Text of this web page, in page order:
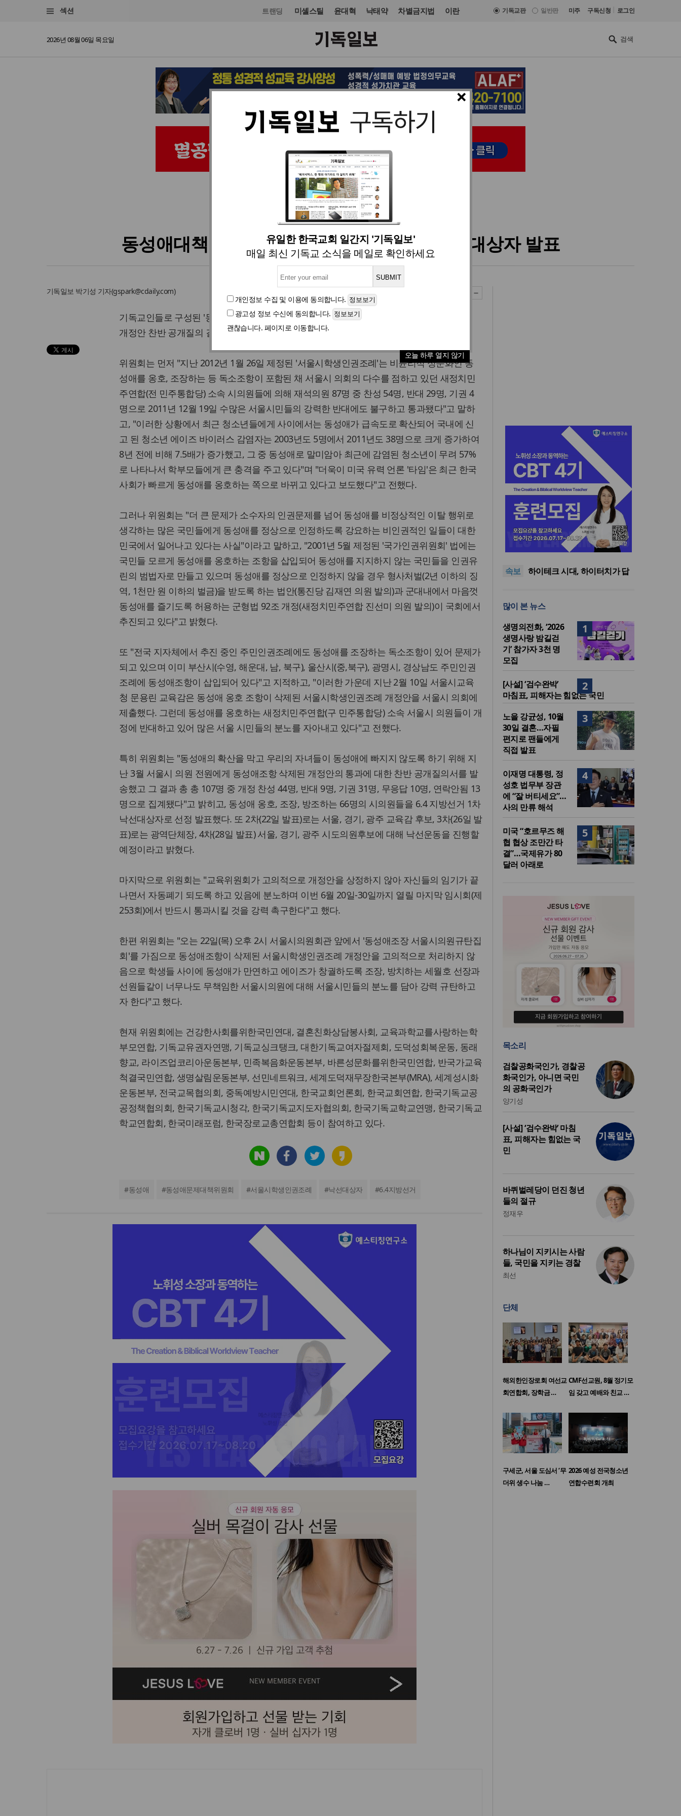
섹션 트랜딩 미셸스틸 윤대혁 낙태약 차별금지법 이란 기독교판 일반판 미주 구독신청 로그인
2026년 08월 06일 목요일
×
유일한 한국교회 일간지 '기독일보'
매일 최신 기독교 소식을 메일로 확인하세요
개인정보 수집 및 이용에 동의합니다.
광고성 정보 수신에 동의합니다.
괜찮습니다. 페이지로 이동합니다.
오늘 하루 열지 않기
교단/단체 입력 2014. 05. 20 10:19
동성애대책위, 동성애 찬반 관련 6.4선거 낙선대상자 발표
기독일보 박기성 기자(gspark@cdaily.com)
기독교인들로 구성된 '동성애문제대책위원회'가 동성애 조항이 삭제된 서울시학생인권조례
개정안 찬반 공개질의 결과와 6.4 지방선거 서울시 의원 낙선대상자 등을 공개했다.
위원회는 먼저 "지난 2012년 1월 26일 제정된 '서울시학생인권조례'는 비윤리적 성문화인 동
성애를 옹호, 조장하는 등 독소조항이 포함된 채 서울시 의회의 다수를 점하고 있던 새정치민
주연합(전 민주통합당) 소속 시의원들에 의해 재석의원 87명 중 찬성 54명, 반대 29명, 기권 4
명으로 2011년 12월 19일 수많은 서울시민들의 강력한 반대에도 불구하고 통과됐다"고 말하
고, "이러한 상황에서 최근 청소년들에게 사이에서는 동성애가 급속도로 확산되어 국내에 신
고 된 청소년 에이즈 바이러스 감염자는 2003년도 5명에서 2011년도 38명으로 크게 증가하여
8년 전에 비해 7.5배가 증가했고, 그 중 동성애로 말미암아 최근에 감염된 청소년이 무려 57%
로 나타나서 학부모들에게 큰 충격을 주고 있다"며 "더욱이 미국 유력 언론 '타임'은 최근 한국
사회가 빠르게 동성애를 옹호하는 쪽으로 바뀌고 있다고 보도했다"고 전했다.
그러나 위원회는 "더 큰 문제가 소수자의 인권문제를 넘어 동성애를 비정상적인 이탈 행위로
생각하는 많은 국민들에게 동성애를 정상으로 인정하도록 강요하는 비인권적인 일들이 대한
민국에서 일어나고 있다는 사실"이라고 말하고, "2001년 5월 제정된 '국가인권위원회' 법에는
국민들 모르게 동성애를 옹호하는 조항을 삽입되어 동성애를 지지하지 않는 국민들을 인권유
린의 범법자로 만들고 있으며 동성애를 정상으로 인정하지 않을 경우 형사처벌(2년 이하의 징
역, 1천만 원 이하의 벌금)을 받도록 하는 법안(통진당 김재연 의원 발의)과 군대내에서 마음껏
동성애를 즐기도록 허용하는 군형법 92조 개정(새정치민주연합 진선미 의원 발의)이 국회에서
추진되고 있다"고 밝혔다.
또 "전국 지자체에서 추진 중인 주민인권조례에도 동성애를 조장하는 독소조항이 있어 문제가
되고 있으며 이미 부산시(수영, 해운대, 남, 북구), 울산시(중,북구), 광명시, 경상남도 주민인권
조례에 동성애조항이 삽입되어 있다"고 지적하고, "이러한 가운데 지난 2월 10일 서울시교육
청 문용린 교육감은 동성애 옹호 조항이 삭제된 서울시학생인권조례 개정안을 서울시 의회에
제출했다. 그런데 동성애를 옹호하는 새정치민주연합(구 민주통합당) 소속 서울시 의원들이 개
정에 반대하고 있어 많은 서울 시민들의 분노를 자아내고 있다"고 전했다.
특히 위원회는 "동성애의 확산을 막고 우리의 자녀들이 동성애에 빠지지 않도록 하기 위해 지
난 3월 서울시 의원 전원에게 동성애조항 삭제된 개정안의 통과에 대한 찬반 공개질의서를 발
송했고 그 결과 총 총 107명 중 개정 찬성 44명, 반대 9명, 기권 31명, 무응답 10명, 연락안됨 13
명으로 집계됐다"고 밝히고, 동성애 옹호, 조장, 방조하는 66명의 시의원들을 6.4 지방선거 1차
낙선대상자로 선정 발표했다. 또 2차(22일 발표)로는 서울, 경기, 광주 교육감 후보, 3차(26일 발
표)로는 광역단체장, 4차(28일 발표) 서울, 경기, 광주 시도의원후보에 대해 낙선운동을 진행할
예정이라고 밝혔다.
마지막으로 위원회는 "교육위원회가 고의적으로 개정안을 상정하지 않아 자신들의 임기가 끝
나면서 자동폐기 되도록 하고 있음에 분노하며 이번 6월 20일-30일까지 열릴 마지막 임시회(제
253회)에서 반드시 통과시킬 것을 강력 촉구한다"고 했다.
한편 위원회는 "오는 22일(목) 오후 2시 서울시의원회관 앞에서 '동성애조장 서울시의원규탄집
회'를 가짐으로 동성애조항이 삭제된 서울시학생인권조례 개정안을 고의적으로 처리하지 않
음으로 학생들 사이에 동성애가 만연하고 에이즈가 창궐하도록 조장, 방치하는 세월호 선장과
선원들같이 너무나도 무책임한 서울시의원에 대해 서울시민들의 분노를 담아 강력 규탄하고
자 한다"고 했다.
현재 위원회에는 건강한사회를위한국민연대, 결혼친화상담봉사회, 교육과학교를사랑하는학
부모연합, 기독교유권자연맹, 기독교싱크탱크, 대한기독교여자절제회, 도덕성회복운동, 동래
향교, 라이즈업코리아운동본부, 민족복음화운동본부, 바른성문화를위한국민연합, 반국가교육
척결국민연합, 생명살림운동본부, 선민네트워크, 세계도덕재무장한국본부(MRA), 세계성시화
운동본부, 전국교목협의회, 중독예방시민연대, 한국교회언론회, 한국교회연합, 한국기독교공
공정책협의회, 한국기독교시청각, 한국기독교지도자협의회, 한국기독교학교연맹, 한국기독교
학교연합회, 한국미래포럼, 한국장로교총연합회 등이 참여하고 있다.
#동성애 #동성애문제대책위원회 #서울시학생인권조례 #낙선대상자 #6.4지방선거
속보
사랑과 공의로 열리는 하나님
나라의 회복 원리
어쿠스틱 피아노 찬송가 시리
가을학기 개강… “다음세대 선
하이테크 시대, 하이터치가 답
나라의 회복 원리
어쿠스틱 피아노 찬송가 시리
즈의 새 앨범 발매
많이 본 뉴스
1
생명의전화, ‘2026
생명사랑 밤길걷
기’ 참가자 3천 명
모집
2
[사설] ‘검수완박’
마침표, 피해자는 힘없는 국민
3
노을 강균성, 10월
30일 결혼…자필
편지로 팬들에게
직접 발표
4
이재명 대통령, 정
성호 법무부 장관
에 “잘 버티세요”…
사의 만류 해석
5
미국 “호르무즈 해
협 협상 조만간 타
결”…국제유가 80
달러 아래로
목소리
검찰공화국인가, 경찰공
화국인가, 아니면 국민
의 공화국인가
양기성
[사설] ‘검수완박’ 마침
표, 피해자는 힘없는 국
민
바퀴벌레당이 던진 청년
들의 절규
정재우
하나님이 지키시는 사람
들, 국민을 지키는 경찰
최선
단체
해외한인장로회 여선교
회연합회, 장학금 …
CMF선교원, 8월 정기모
임 갖고 예배와 친교 …
구세군, 서울 도심서 ‘무
더위 생수 나눔 …
2026 예성 전국청소년
연합수련회 개최